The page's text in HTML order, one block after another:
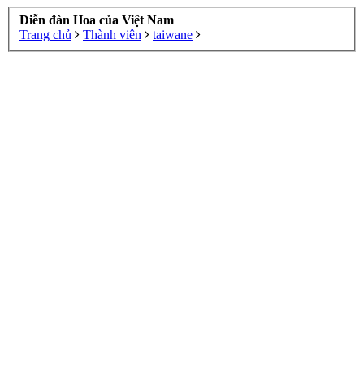
Diễn đàn Hoa của Việt Nam
Trang chủ
Thành viên taiwane